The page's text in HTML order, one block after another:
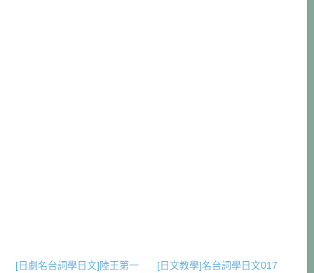
[日劇名台詞學日文]陸王第一
[日文教學]名台詞學日文017